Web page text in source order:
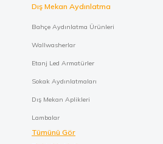
Dış Mekan Aydınlatma
Bahçe Aydınlatma Ürünleri
Wallwasherlar
Etanj Led Armatürler
Sokak Aydınlatmaları
Dış Mekan Aplikleri
Lambalar
Tümünü Gör